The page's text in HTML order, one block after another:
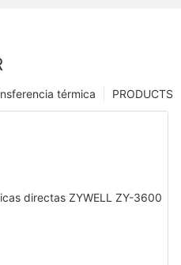
PRODUCTS
térmica